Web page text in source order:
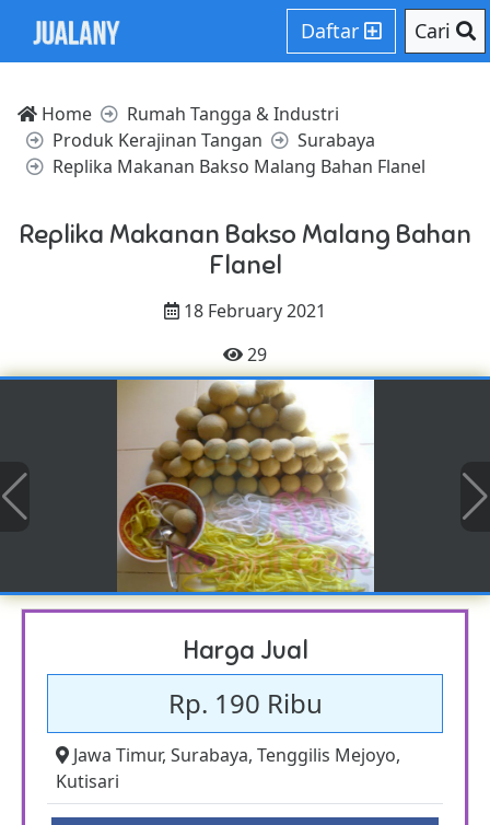
Daftar Cari
Home
Rumah Tangga & Industri
Produk Kerajinan Tangan
Surabaya
Replika Makanan Bakso Malang Bahan Flanel
Replika Makanan Bakso Malang Bahan
Flanel
18 February 2021
29
Harga Jual
Rp. 190 Ribu
Jawa Timur, Surabaya, Tenggilis Mejoyo,
Kutisari